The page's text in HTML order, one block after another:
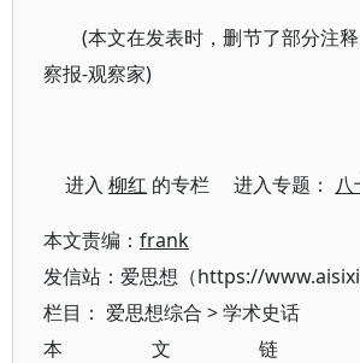
(本文在发表时，删节了部分注
察报-观察家)
进入柳红 的专栏 进入专题：
本文责编： frank
发信站：爱思想（https://
栏目： 爱思想综合 >学术史话
本文链